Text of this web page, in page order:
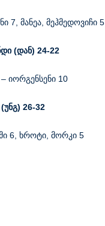
7, მანეა, მეჰმედოვიჩი 5
(დან) 24-22
იორგენსენი 10
26-32
6, ხროტი, მორკი 5